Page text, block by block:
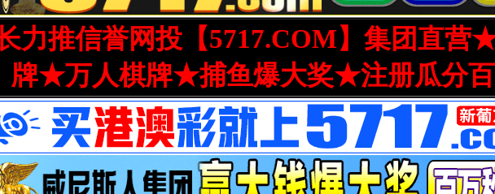
力推信誉网投【5717.COM】集团直营
牌★万人棋牌★捕鱼爆大奖★注册瓜分